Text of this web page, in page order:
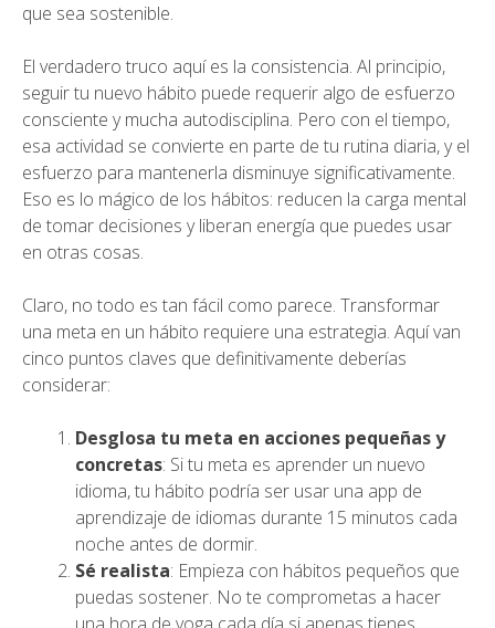
que sea sostenible.
El verdadero truco aquí es la consistencia. Al principio,
seguir tu nuevo hábito puede requerir algo de esfuerzo
consciente y mucha autodisciplina. Pero con el tiempo,
esa actividad se convierte en parte de tu rutina diaria, y el
esfuerzo para mantenerla disminuye significativamente.
Eso es lo mágico de los hábitos: reducen la carga mental
de tomar decisiones y liberan energía que puedes usar
en otras cosas.
Claro, no todo es tan fácil como parece. Transformar
una meta en un hábito requiere una estrategia. Aquí van
cinco puntos claves que definitivamente deberías
considerar:
Desglosa tu meta en acciones pequeñas y
concretas: Si tu meta es aprender un nuevo
idioma, tu hábito podría ser usar una app de
aprendizaje de idiomas durante 15 minutos cada
noche antes de dormir.
Sé realista: Empieza con hábitos pequeños que
puedas sostener. No te comprometas a hacer